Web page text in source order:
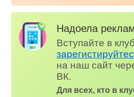
Надоела
Вступайте в
на наш сайт
ВК.
Для всех, кто в